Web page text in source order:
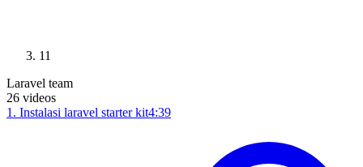
11
Laravel team
26 videos
1 . Instalasi laravel starter kit4:39